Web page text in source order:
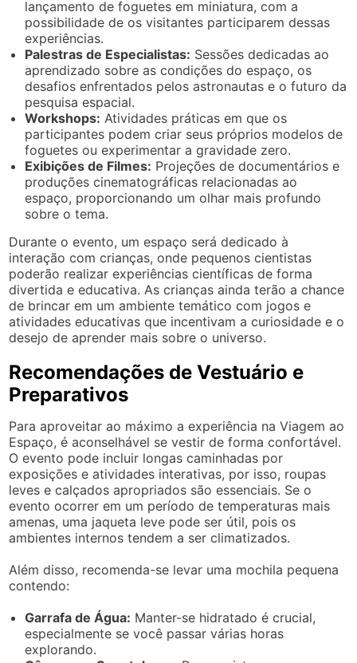
lançamento de foguetes em miniatura, com a
possibilidade de os visitantes participarem dessas
experiências.
Palestras de Especialistas: Sessões dedicadas ao
aprendizado sobre as condições do espaço, os
desafios enfrentados pelos astronautas e o futuro da
pesquisa espacial.
Workshops: Atividades práticas em que os
participantes podem criar seus próprios modelos de
foguetes ou experimentar a gravidade zero.
Exibições de Filmes: Projeções de documentários e
produções cinematográficas relacionadas ao
espaço, proporcionando um olhar mais profundo
sobre o tema.
Durante o evento, um espaço será dedicado à
interação com crianças, onde pequenos cientistas
poderão realizar experiências científicas de forma
divertida e educativa. As crianças ainda terão a chance
de brincar em um ambiente temático com jogos e
atividades educativas que incentivam a curiosidade e o
desejo de aprender mais sobre o universo.
Recomendações de Vestuário e
Preparativos
Para aproveitar ao máximo a experiência na Viagem ao
Espaço, é aconselhável se vestir de forma confortável.
O evento pode incluir longas caminhadas por
exposições e atividades interativas, por isso, roupas
leves e calçados apropriados são essenciais. Se o
evento ocorrer em um período de temperaturas mais
amenas, uma jaqueta leve pode ser útil, pois os
ambientes internos tendem a ser climatizados.
Além disso, recomenda-se levar uma mochila pequena
contendo:
Garrafa de Água: Manter-se hidratado é crucial,
especialmente se você passar várias horas
explorando.